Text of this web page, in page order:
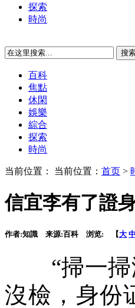
探索
時尚
百科
焦點
休閑
娛樂
綜合
探索
時尚
当前位置： 当前位置： 首页 >
信宜李有了證
作者:知識 来源:百科浏览: 【大 中
“掃一掃
沒檢，身份